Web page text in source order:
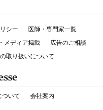
シー
医師・専門家一覧
メディア掲載
広告のご相談
取り扱いについて
いて 会社案内